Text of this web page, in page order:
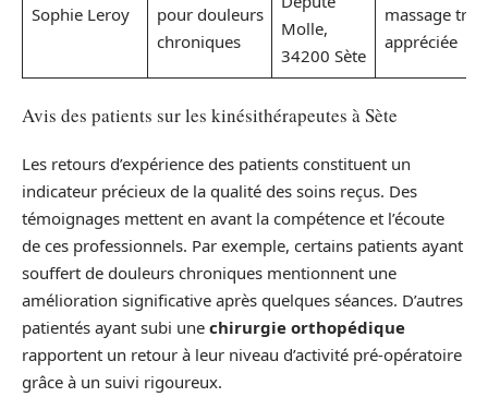
Sophie Leroy
pour douleurs
chroniques
Molle,
34200 Sète
massage très
appréciée
Avis des patients sur les kinésithérapeutes à Sète
Les retours d’expérience des patients constituent un
indicateur précieux de la qualité des soins reçus. Des
témoignages mettent en avant la compétence et l’écoute
de ces professionnels. Par exemple, certains patients ayant
souffert de douleurs chroniques mentionnent une
amélioration significative après quelques séances. D’autres
patientés ayant subi une chirurgie orthopédique
rapportent un retour à leur niveau d’activité pré-opératoire
grâce à un suivi rigoureux.